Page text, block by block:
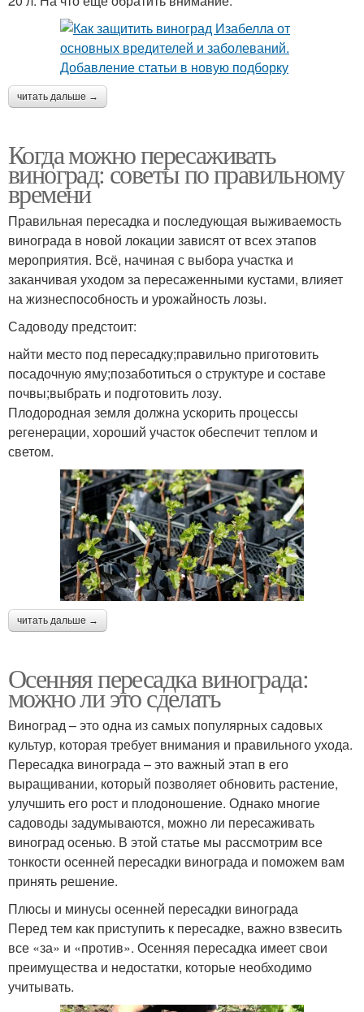
читать дальше →
Когда можно пересаживать
виноград: советы по правильному
времени
Правильная пересадка и последующая выживаемость
винограда в новой локации зависят от всех этапов
мероприятия. Всё, начиная с выбора участка и
заканчивая уходом за пересаженными кустами, влияет
на жизнеспособность и урожайность лозы.
Садоводу предстоит:
найти место под пересадку;правильно приготовить
посадочную яму;позаботиться о структуре и составе
почвы;выбрать и подготовить лозу.
Плодородная земля должна ускорить процессы
регенерации, хороший участок обеспечит теплом и
светом.
читать дальше →
Осенняя пересадка винограда:
можно ли это сделать
Виноград – это одна из самых популярных садовых
культур, которая требует внимания и правильного ухода.
Пересадка винограда – это важный этап в его
выращивании, который позволяет обновить растение,
улучшить его рост и плодоношение. Однако многие
садоводы задумываются, можно ли пересаживать
виноград осенью. В этой статье мы рассмотрим все
тонкости осенней пересадки винограда и поможем вам
принять решение.
Плюсы и минусы осенней пересадки винограда
Перед тем как приступить к пересадке, важно взвесить
все «за» и «против». Осенняя пересадка имеет свои
преимущества и недостатки, которые необходимо
учитывать.